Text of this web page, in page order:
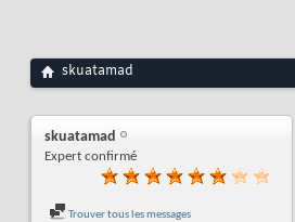
skuatamad
skuatamad
Expert confirmé
Trouver tous les messages